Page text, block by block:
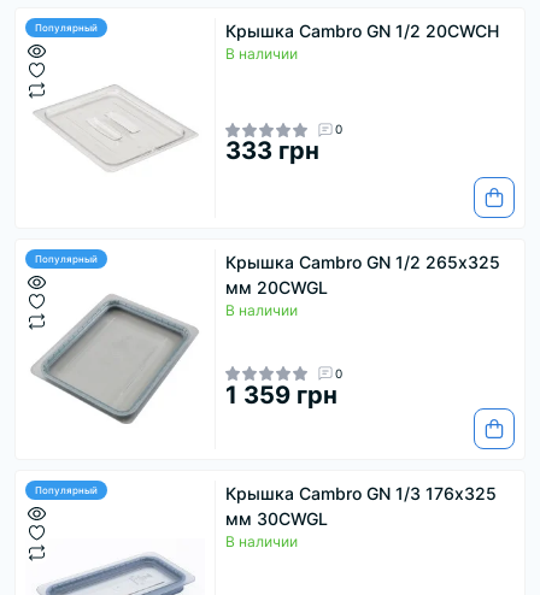
Популярный Крышка Cambro GN 1/2 20CWCH
В наличии
0
333 грн
Популярный
Крышка Cambro GN 1/2 265х325
мм 20CWGL
В наличии
0
1 359 грн
Популярный
Крышка Cambro GN 1/3 176х325
мм 30CWGL
В наличии